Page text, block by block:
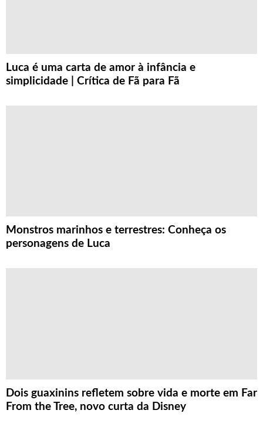
Luca é uma carta de amor à infância e
simplicidade | Crítica de Fã para Fã
Monstros marinhos e terrestres: Conheça os
personagens de Luca
Dois guaxinins refletem sobre vida e morte em Far
From the Tree, novo curta da Disney